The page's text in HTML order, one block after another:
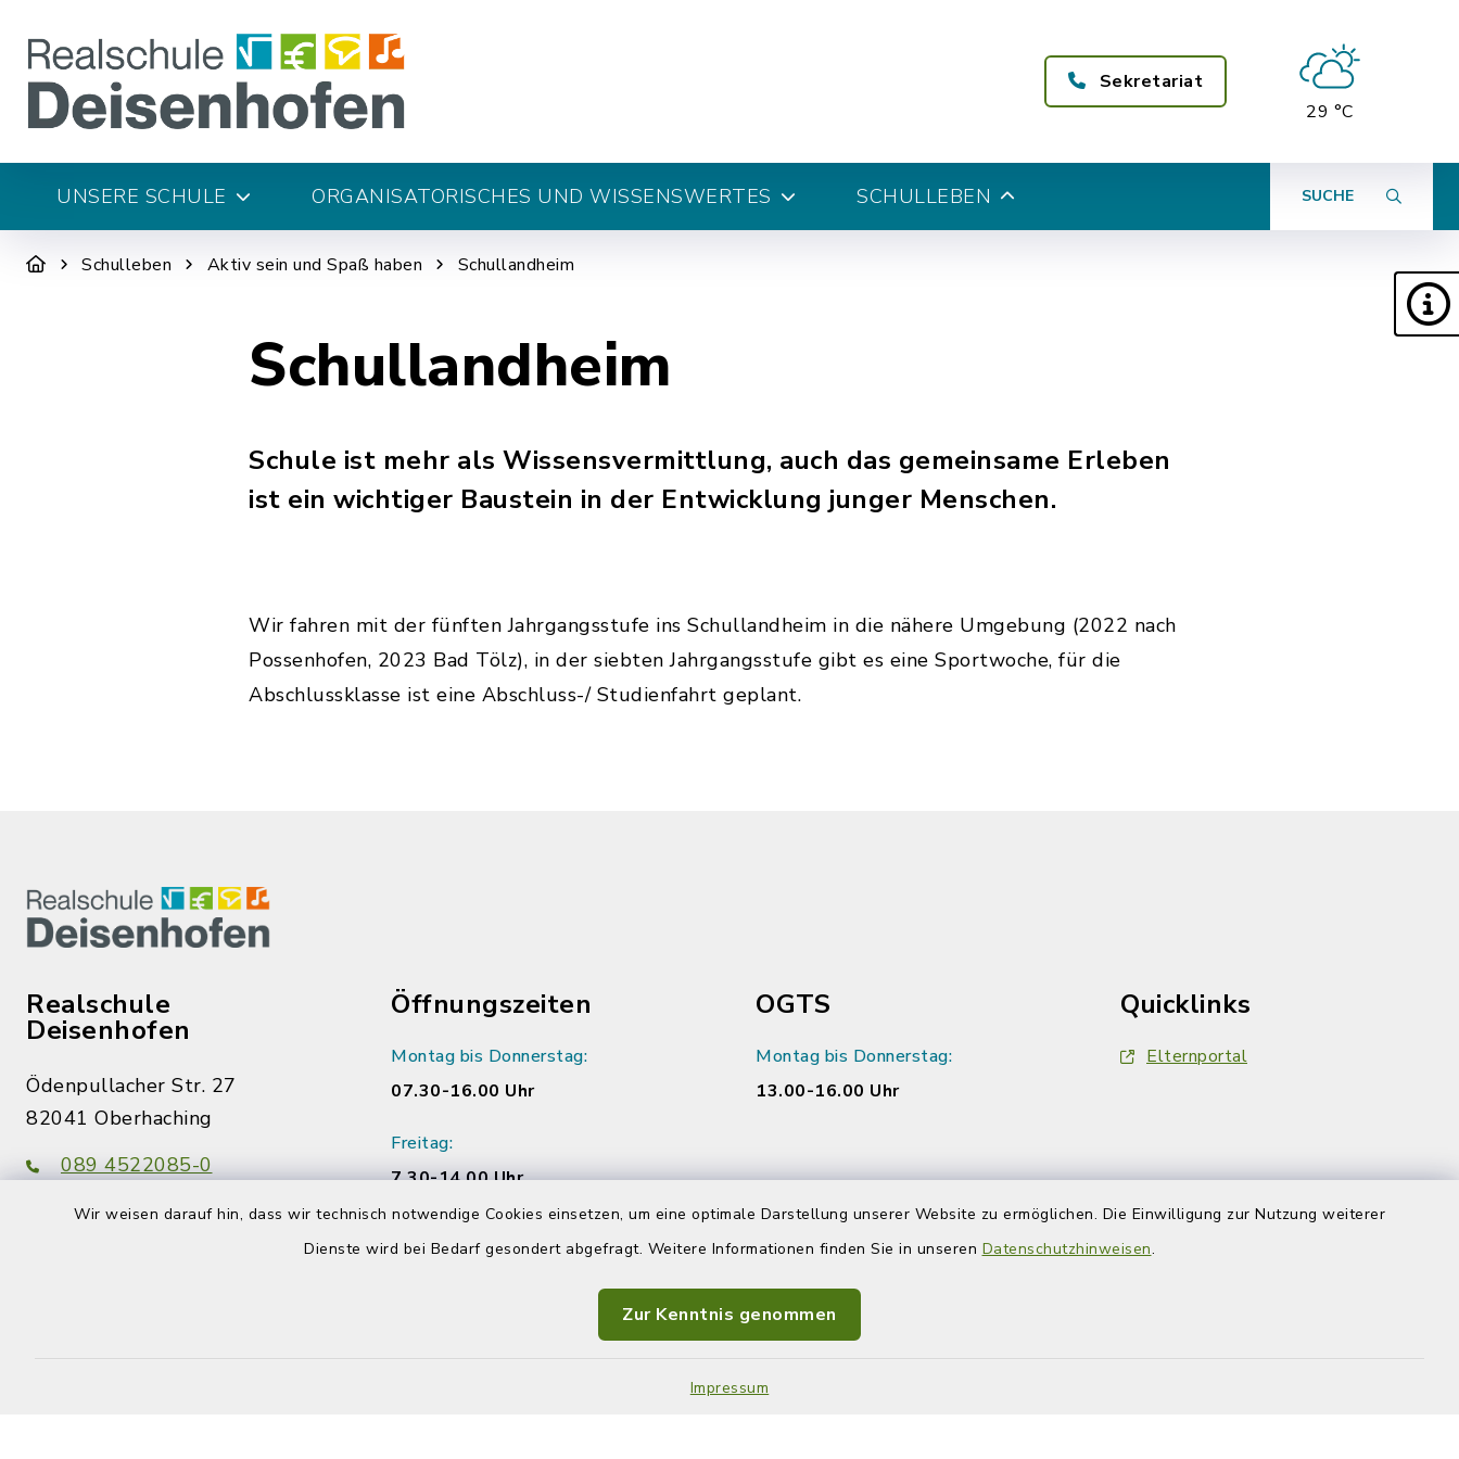
Wir weisen darauf hin, dass wir technisch notwendige Cookies einsetzen, um eine optimale Darstellung unserer Website zu ermöglichen. Die Einwilligung zur Nutzung weiterer
Dienste wird bei Bedarf gesondert abgefragt. Weitere Informationen finden Sie in unseren Datenschutzhinweisen.
Zur Kenntnis genommen
Impressum
Sekretariat
29 °C
UNSERE SCHULE ORGANISATORISCHES UND WISSENSWERTES SCHULLEBEN SUCHE
Schulleben Aktiv sein und Spaß haben Schullandheim
Schullandheim
Schule ist mehr als Wissensvermittlung, auch das gemeinsame Erleben
ist ein wichtiger Baustein in der Entwicklung junger Menschen.
Wir fahren mit der fünften Jahrgangsstufe ins Schullandheim in die nähere Umgebung (2022 nach
Possenhofen, 2023 Bad Tölz), in der siebten Jahrgangsstufe gibt es eine Sportwoche, für die
Abschlussklasse ist eine Abschluss-/ Studienfahrt geplant.
Realschule
Deisenhofen
Ödenpullacher Str. 27
82041 Oberhaching
089 4522085-0
deisenhofen.de
Öffnungszeiten
Montag bis Donnerstag:
07.30-16.00 Uhr
Freitag:
7.30-14.00 Uhr
OGTS
Montag bis Donnerstag:
13.00-16.00 Uhr
Quicklinks
Elternportal